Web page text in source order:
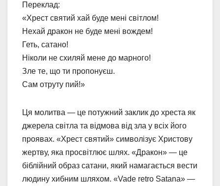
Переклад:
«Хрест святий хай буде мені світлом!
Нехай дракон не буде мені вождем!
Геть, сатано!
Ніколи не схиляй мене до марного!
Зле те, що ти пропонуєш.
Сам отруту пий!»
Ця молитва — це потужний заклик до хреста як
джерела світла та відмова від зла у всіх його
проявах. «Хрест святий» символізує Христову
жертву, яка просвітлює шлях. «Дракон» — це
біблійний образ сатани, який намагається вести
людину хибним шляхом. «Vade retro Satana» —